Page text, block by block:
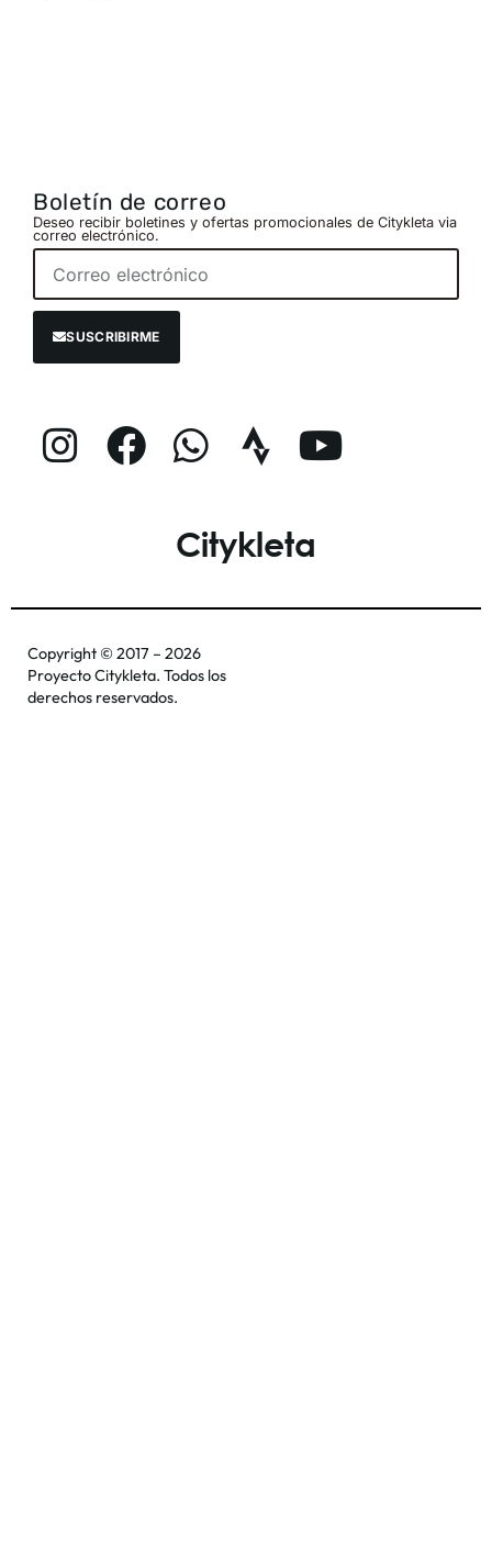
Boletín de correo
Deseo recibir boletines y ofertas promocionales de Citykleta via
correo electrónico.
SUSCRIBIRME
Citykleta
Copyright © 2017 – 2026
Proyecto Citykleta. Todos los
derechos reservados.